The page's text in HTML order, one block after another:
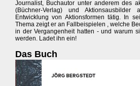
Journalist, Buchautor unter anderem des
(Büchner-Verlag) und
Entwicklung von Aktionsformen tätig. In
Thema zeigt er an Fallbeispielen , welche
in der Vergangenheit hatten - und warum
werden. Ladet ihn ein!
Das Buch